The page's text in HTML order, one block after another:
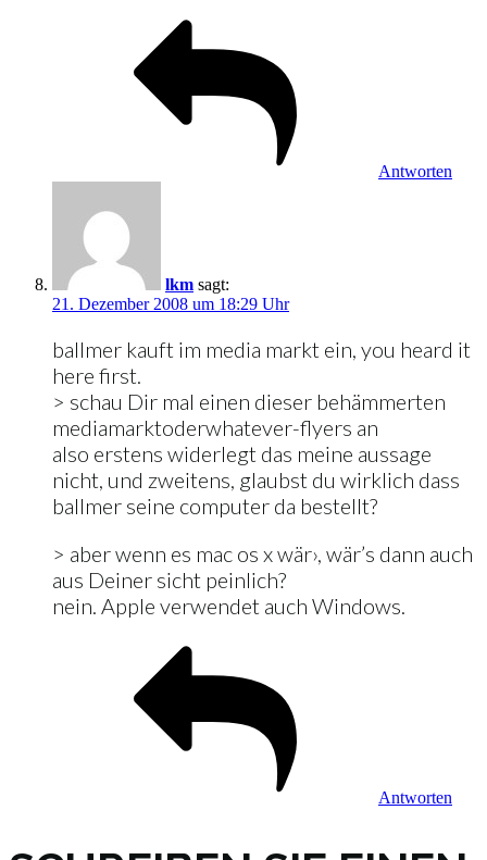
Antworten
lkm sagt:
21. Dezember 2008 um 18:29 Uhr
ballmer kauft im media markt ein, you heard it
here first.
> schau Dir mal einen dieser behämmerten
mediamarktoderwhatever-flyers an
also erstens widerlegt das meine aussage
nicht, und zweitens, glaubst du wirklich dass
ballmer seine computer da bestellt?
> aber wenn es mac os x wär›, wär’s dann auch
aus Deiner sicht peinlich?
nein. Apple verwendet auch Windows.
Antworten